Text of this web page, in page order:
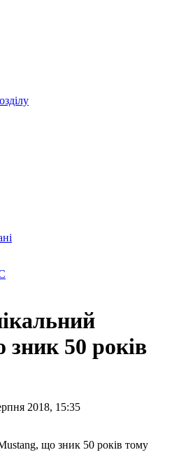
50 років
2018, 15:35